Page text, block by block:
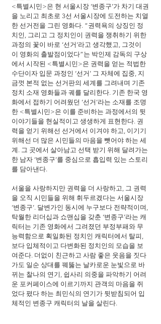
<특별시민>은 현 서울시장 ‘변종구’가 차기 대권
을 노리고 최초로 3선 서울시장에 도전하는 치열
한 선거전을 그린 영화다. “권력욕의 상징인 정
치인, 그리고 그 정치인이 권력을 쟁취하기 위한
과정의 꽃이 바로 ‘선거’라고 생각했고, 그것이
이 영화의 출발점이었다”는 박인제 감독의 구상
에서 시작된 <특별시민>은 권력을 얻는 적법한
수단이자 입문 과정인 ‘선거’ 그 자체에 집중, 지
금껏 본적 없는 선거판의 세계를 그려내며 기존
정치 소재 영화들과 궤를 달리한다. 기존 한국 영
화에서 접하기 어려웠던 ‘선거’라는 소재를 조명
한 <특별시민>은 이를 준비하는 과정에서의 뒷
이야기들을 현실적이고 생생하게 표현한다. 권
력을 얻기 위해선 선거에서 이겨야 하고, 이기기
위해선 더 많은 시민들의 마음을 뺏어야 하는 세
계. 그 곳에서 살아남고 선택 받기 위해 달려가는
한 남자 ‘변종구’를 중심으로 흡입력 있는 스토리
를 담아낸다.
서울을 사랑하지만 권력을 더 사랑하고, 그 권력
을 오직 시민들을 위해 휘두르겠다는 서울시장
‘변종구’. 달변가인 동시에 누구보다 전략적이며,
탁월한 리더십과 쇼맨십을 갖춘 ‘변종구’라는 캐
릭터는 기존 영화에서 그려졌던 부정부패와 무
능력함으로 획일화된 정치인 캐릭터에서 탈피,
보다 입체적이고 다변화된 정치인의 모습을 보
여준다. 더없이 친근하고 사람 좋은 웃음을 짓다
가도 일순 상대를 꿰뚫는 날카로운 눈빛으로 바
뀌는 찰나의 연기, 쉽사리 의중을 파악하기 어려
운 포커페이스에 이르기까지 관객의 마음을 쥐
었다 폈다 하는 최민식의 연기가 뒷받침되어 입
체적인 변종구 캐릭터의 날을 살린다.